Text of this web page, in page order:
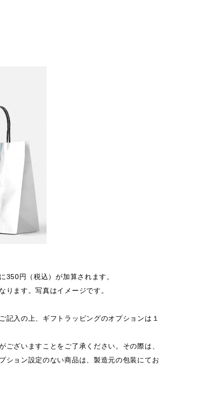
350円（税込）が加算されます。
ります。写真はイメージです。
入の上、ギフトラッピングのオプションは１
ざいますことをご了承ください。その際は、
ション設定のない商品は、製造元の包装にてお